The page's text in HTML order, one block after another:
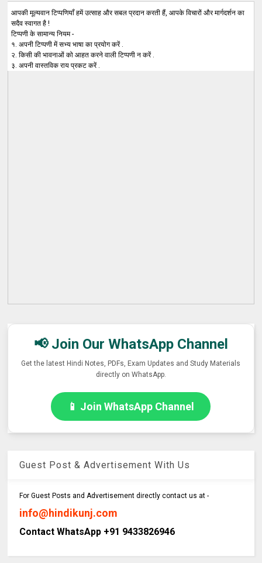
आपकी मूल्यवान टिप्पणियाँ हमें उत्साह और सबल प्रदान करती हैं, आपके विचारों और मार्गदर्शन का
सदैव स्वागत है !
टिप्पणी के सामान्य नियम -
१. अपनी टिप्पणी में सभ्य भाषा का प्रयोग करें .
२. किसी की भावनाओं को आहत करने वाली टिप्पणी न करें .
३. अपनी वास्तविक राय प्रकट करें .
📢 Join Our WhatsApp Channel
Get the latest Hindi Notes, PDFs, Exam Updates and Study Materials
directly on WhatsApp.
📱 Join WhatsApp Channel
Guest Post & Advertisement With Us
For Guest Posts and Advertisement directly contact us at -
info@hindikunj.com
Contact WhatsApp +91 9433826946